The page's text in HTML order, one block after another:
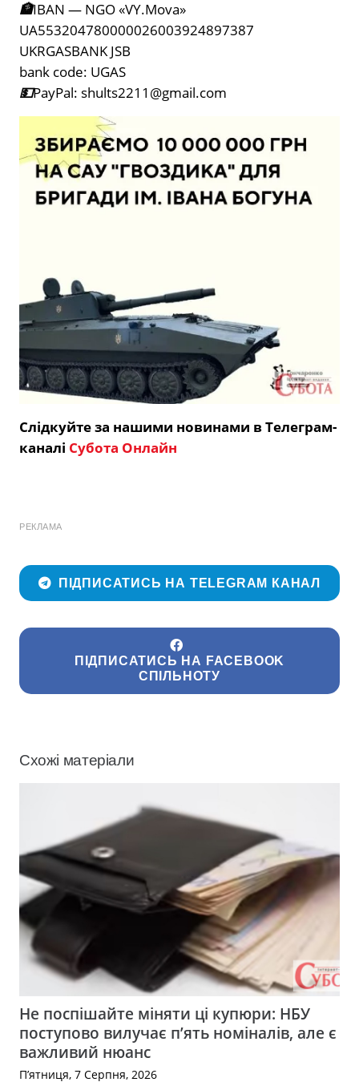
🏦IBAN — NGO «VY.Mova»
UA553204780000026003924897387
UKRGASBANK JSB
bank code: UGAS
💵PayPal: shults2211@gmail.com
Слідкуйте за нашими новинами в Телеграм-
каналі Субота Онлайн
РЕКЛАМА
ПІДПИСАТИСЬ НА TELEGRAM КАНАЛ
ПІДПИСАТИСЬ НА FACEBOOK
СПІЛЬНОТУ
Схожі матеріали
Не поспішайте міняти ці купюри: НБУ
поступово вилучає п’ять номіналів, але є
важливий нюанс
П’ятниця, 7 Серпня, 2026